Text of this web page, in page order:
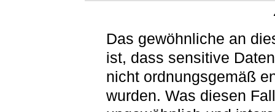
Das gewöhnliche an
ist, dass sensitive
nicht ordnungsgemäß
wurden. Was diesen Fall